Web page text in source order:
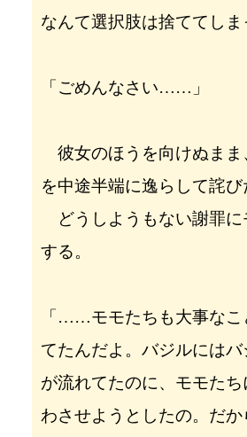
なんて選択肢は捨ててしま
「ごめんなさい……」
彼女のほうを向けぬまま
を中途半端に逸らして詫び
どうしようもない謝罪に
する。
「……モモたちも大事なこ
てたんだよ。バジルには
が流れてたのに、モモた
わさせようとしたの。だ